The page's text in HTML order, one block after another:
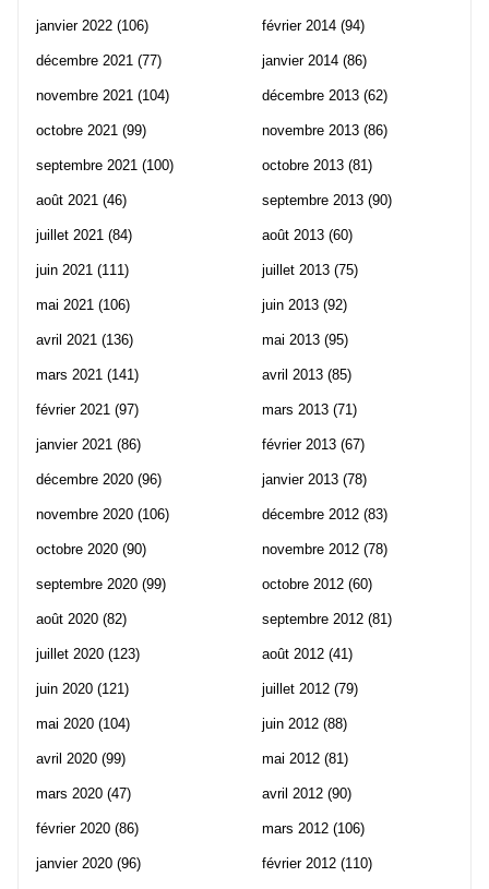
janvier 2022 (106)
décembre 2021 (77)
novembre 2021 (104)
octobre 2021 (99)
septembre 2021 (100)
août 2021 (46)
juillet 2021 (84)
juin 2021 (111)
mai 2021 (106)
avril 2021 (136)
mars 2021 (141)
février 2021 (97)
janvier 2021 (86)
décembre 2020 (96)
novembre 2020 (106)
octobre 2020 (90)
septembre 2020 (99)
août 2020 (82)
juillet 2020 (123)
juin 2020 (121)
mai 2020 (104)
avril 2020 (99)
mars 2020 (47)
février 2020 (86)
janvier 2020 (96)
février 2014 (94)
janvier 2014 (86)
décembre 2013 (62)
novembre 2013 (86)
octobre 2013 (81)
septembre 2013 (90)
août 2013 (60)
juillet 2013 (75)
juin 2013 (92)
mai 2013 (95)
avril 2013 (85)
mars 2013 (71)
février 2013 (67)
janvier 2013 (78)
décembre 2012 (83)
novembre 2012 (78)
octobre 2012 (60)
septembre 2012 (81)
août 2012 (41)
juillet 2012 (79)
juin 2012 (88)
mai 2012 (81)
avril 2012 (90)
mars 2012 (106)
février 2012 (110)